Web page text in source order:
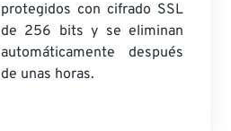
protegidos con cifrado SSL
de 256 bits y se eliminan
automáticamente después
de unas horas.